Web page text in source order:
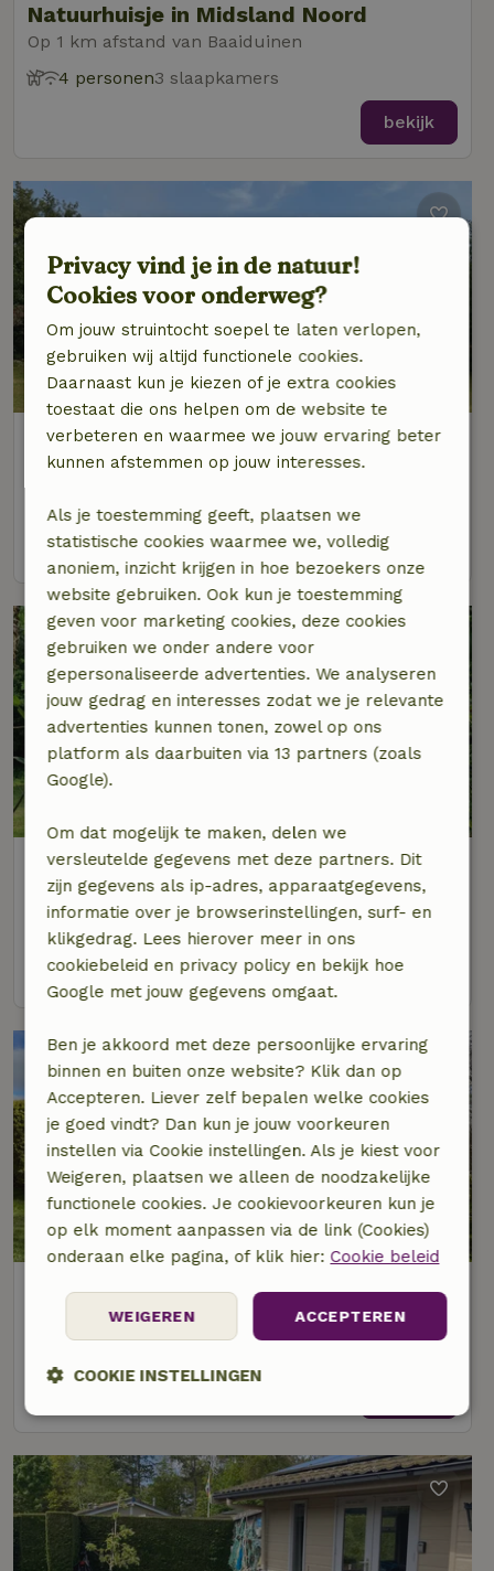
Natuurhuisje in Midsland Noord
Op 1 km afstand van Baaiduinen
4 personen3 slaapkamers
bekijk
Natuurhuisje in Midsland Noord
Op 1 km afstand van Baaiduinen
bekijk
Natuurhuisje in Midsland-noord
Op 2 km afstand van Baaiduinen
6 personen 3 slaapkamers
bekijk
Natuurhuisje in Midsland
Op 2 km afstand van Baaiduinen
Privacy vind je in de natuur!
Cookies voor onderweg?
Om jouw struintocht soepel te laten verlopen,
gebruiken wij altijd functionele cookies.
Daarnaast kun je kiezen of je extra cookies
toestaat die ons helpen om de website te
verbeteren en waarmee we jouw ervaring beter
kunnen afstemmen op jouw interesses.
Als je toestemming geeft, plaatsen we
statistische cookies waarmee we, volledig
anoniem, inzicht krijgen in hoe bezoekers onze
website gebruiken. Ook kun je toestemming
geven voor marketing cookies, deze cookies
gebruiken we onder andere voor
gepersonaliseerde advertenties. We analyseren
jouw gedrag en interesses zodat we je relevante
advertenties kunnen tonen, zowel op ons
platform als daarbuiten via 13 partners (zoals
Google).
Om dat mogelijk te maken, delen we
versleutelde gegevens met deze partners. Dit
zijn gegevens als ip-adres, apparaatgegevens,
informatie over je browserinstellingen, surf- en
klikgedrag. Lees hierover meer in ons
cookiebeleid en privacy policy en bekijk hoe
Google met jouw gegevens omgaat.
Ben je akkoord met deze persoonlijke ervaring
binnen en buiten onze website? Klik dan op
Accepteren. Liever zelf bepalen welke cookies
je goed vindt? Dan kun je jouw voorkeuren
instellen via Cookie instellingen. Als je kiest voor
Weigeren, plaatsen we alleen de noodzakelijke
functionele cookies. Je cookievoorkeuren kun je
op elk moment aanpassen via de link (Cookies)
onderaan elke pagina, of klik hier: Cookie beleid
ACCEPTEREN
WEIGEREN
COOKIE INSTELLINGEN
Strikt
Prestatie Targeting
Functioneel Niet-geclassificeerd